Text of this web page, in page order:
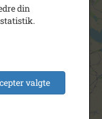
din
valgte